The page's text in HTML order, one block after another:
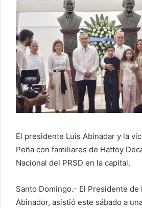
u
n
c
o
r
o
e
e
c
t
ó
n
El presidente Luis Abinadar y la
Peña con familiares de Hattoy
Nacional del PRSD en la capital.
Santo Domingo.- El Presidente de
Abinador, asistió este sábado a